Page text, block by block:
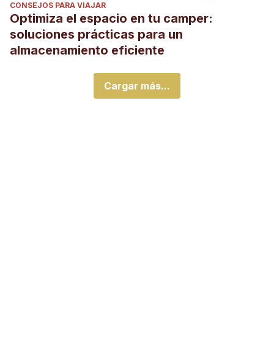
CONSEJOS PARA VIAJAR
Optimiza el espacio en tu camper:
soluciones prácticas para un
almacenamiento eficiente
Cargar más...